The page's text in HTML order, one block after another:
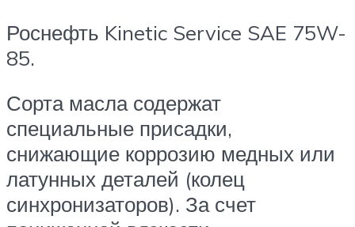
Роснефть Kinetic Service SAE 75W-
85.
Сорта масла содержат
специальные присадки,
снижающие коррозию медных или
латунных деталей (колец
синхронизаторов). За счет